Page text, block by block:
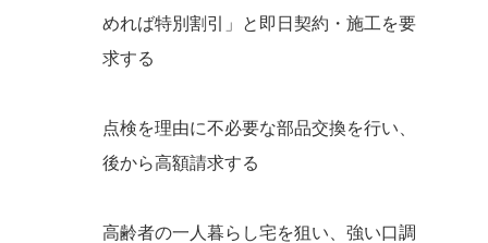
めれば特別割引」と即日契約・施工を要
求する
点検を理由に不必要な部品交換を行い、
後から高額請求する
高齢者の一人暮らし宅を狙い、強い口調